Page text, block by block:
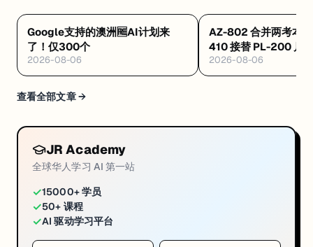
Google支持的澳洲🆓AI计划来
了！仅300个
2026-08-06
AZ-802 合并两考本
410 接替 PL-200 月
·Databricks 考纲五
2026-08-06
查看全部文章 →
JR Academy
全球华人学习 AI 第一站
✓15000+ 学员
✓50+ 课程
✓AI 驱动学习平台